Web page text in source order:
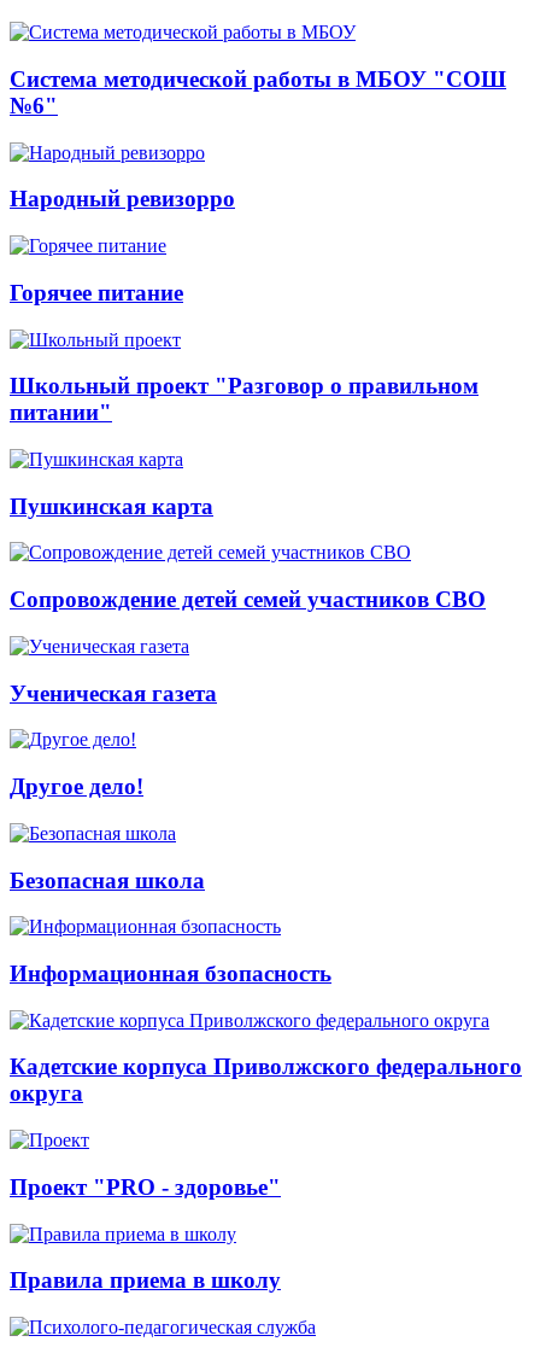
Система методической работы в МБОУ "СОШ
№6"
Народный ревизорро
Горячее питание
Школьный проект "Разговор о правильном
питании"
Пушкинская карта
Сопровождение детей семей участников СВО
Ученическая газета
Другое дело!
Безопасная школа
Информационная бзопасность
Кадетские корпуса Приволжского федерального
округа
Проект "PRO - здоровье"
Правила приема в школу